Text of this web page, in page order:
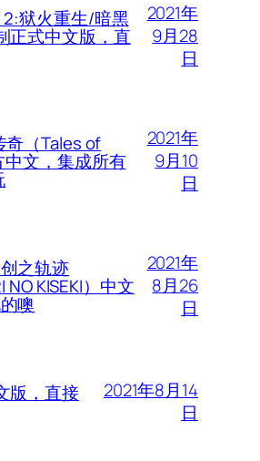
2:狱火重生/暗黑
正式中文版，直
2021年
9月28
日
（Tales of
文，集成所有
2021年
9月10
日
之轨迹
NO KISEKI）中文
噢
2021年
8月26
日
版，直接
2021年8月14
日